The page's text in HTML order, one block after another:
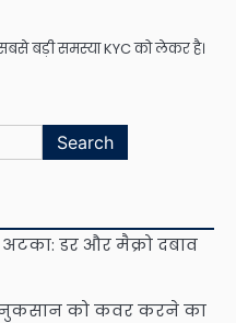
बड़ी समस्या KYC को लेकर है।
डर और मैक्रो दबाव
नुकसान को कवर करने का